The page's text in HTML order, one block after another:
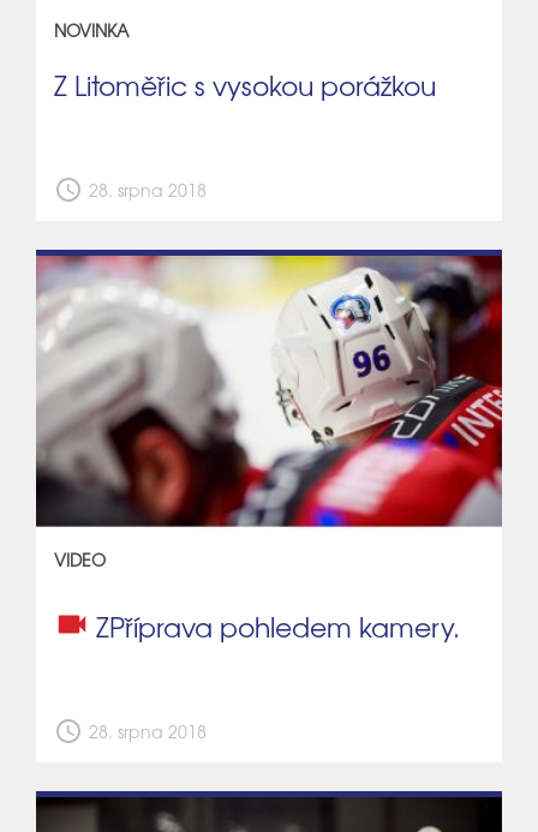
NOVINKA
Z Litoměřic s vysokou porážkou
schedule 28. srpna 2018
VIDEO
videocam ZPříprava pohledem kamery.
schedule 28. srpna 2018